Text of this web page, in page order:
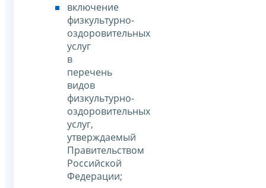
включение
физкультурно-
оздоровительных
услуг
в
перечень
видов
физкультурно-
оздоровительных
услуг,
утверждаемый
Правительством
Российской
Федерации;